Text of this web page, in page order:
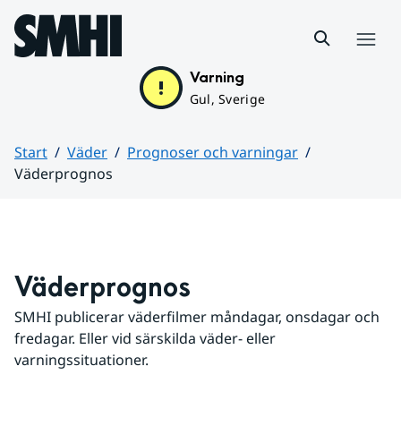
Hoppa till sidans innehåll
Varning
Gul, Sverige
Start Väder
Prognoser och varningar
Väderprognos
Väderprognos
SMHI publicerar väderfilmer måndagar, onsdagar och
fredagar. Eller vid särskilda väder- eller
varningssituationer.